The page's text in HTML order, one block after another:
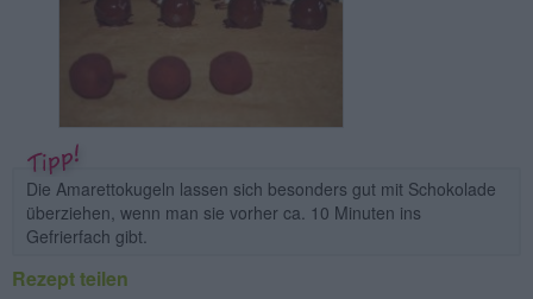
Die Amarettokugeln lassen sich besonders gut mit Schokolade
überziehen, wenn man sie vorher ca. 10 Minuten ins
Gefrierfach gibt.
Rezept teilen